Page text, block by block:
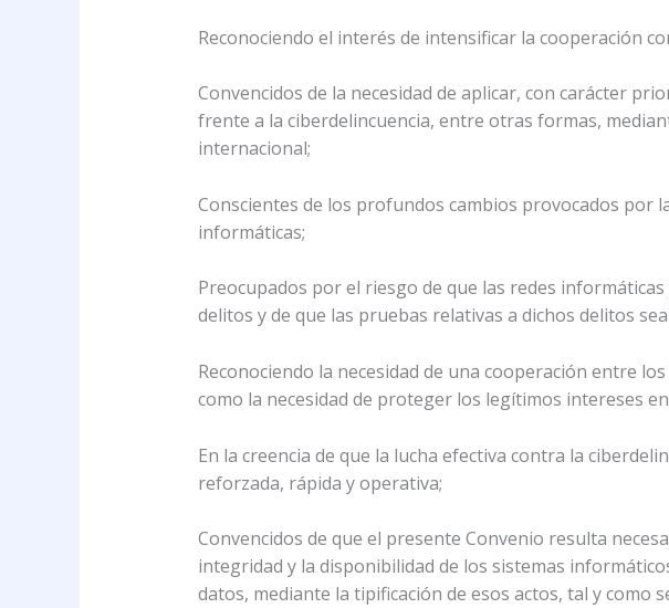
Reconociendo el interés de intensificar la cooperación
Convencidos de la necesidad de aplicar, con carácter
frente a la ciberdelincuencia, entre otras formas,
internacional;
Conscientes de los profundos cambios provocados por
informáticas;
Preocupados por el riesgo de que las redes
delitos y de que las pruebas relativas a dichos delitos
Reconociendo la necesidad de una cooperación entre
como la necesidad de proteger los legítimos intereses
En la creencia de que la lucha efectiva contra la
reforzada, rápida y operativa;
Convencidos de que el presente Convenio resulta
integridad y la disponibilidad de los sistemas
datos, mediante la tipificación de esos actos, tal y como